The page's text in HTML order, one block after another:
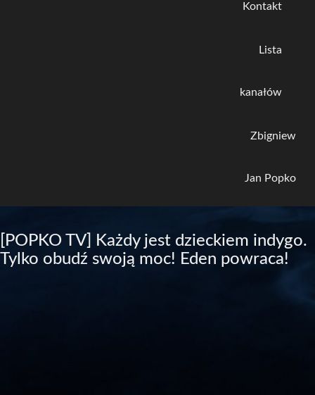
Kontakt
Lista
kanałów
Zbigniew
Jan Popko
[POPKO TV] Każdy jest dzieckiem indygo.
Tylko obudź swoją moc! Eden powraca!